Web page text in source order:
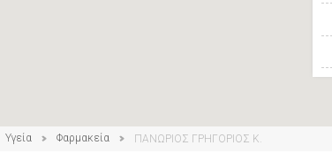
Υγεία Φαρμακεία ΠΑΝΩΡΙΟΣ ΓΡΗΓΟΡΙΟΣ Κ.